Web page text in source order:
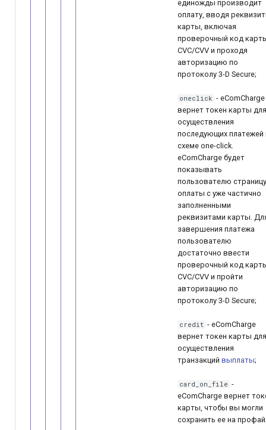
единожды производит
оплату, вводя
карты, включая
проверочный код
CVC/CVV и проходя
авторизацию по
протоколу 3-D ­Secure;
oneclick - eComCharge
вернет токен карты для
осуществления
последующих платежей
схеме one-click.
eComCharge будет
показывать
пользователю страницу
оплаты с уже частично
заполненными
реквизитами карты.
завершения платежа
пользователю
достаточно ввести
проверочный код
CVC/CVV и пройти
авторизацию по
протоколу 3-D ­Secure;
credit - eComCharge
вернет токен карты для
осуществления
транзакций выплаты;
card_on_file -
eComCharge вернет
карты, чтобы вы могли
сохранить ее на